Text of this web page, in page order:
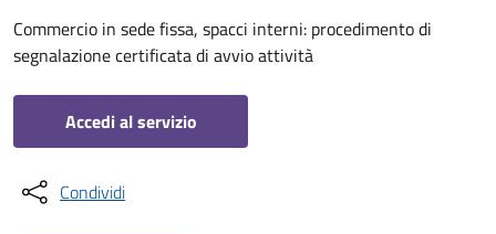
Commercio in sede fissa, spacci interni: procedimento di
segnalazione certificata di avvio attività
Accedi al servizio
Condividi